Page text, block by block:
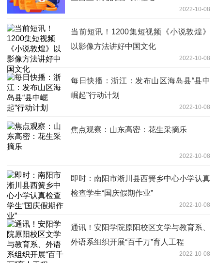
2022-10-08
当前短讯！1200集短视频《小说敦煌》
以影像方法讲好中国文化
2022-10-08
每日快播：浙江：发布山区海岛县“县中
崛起”行动计划
2022-10-08
焦点观察：山东高密：花生采摘乐
2022-10-08
即时：南阳市淅川县西簧乡中心小学认真
检查学生“国庆假期作业”
2022-10-08
通讯！安阳学院原阳校区文学与教育系、
外语系组织开展“百千万”育人工程
2022-10-08